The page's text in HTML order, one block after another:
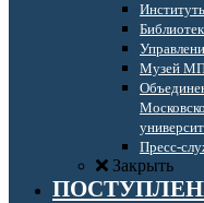
Музей
Пресс-
Закрыть